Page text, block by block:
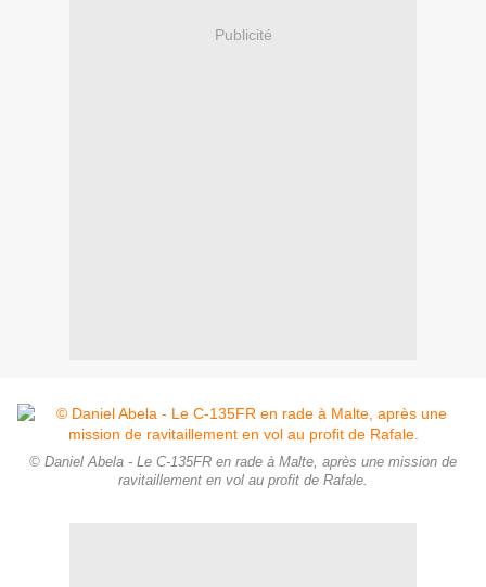
Publicité
© Daniel Abela - Le C-135FR en rade à Malte, après une mission de
ravitaillement en vol au profit de Rafale.